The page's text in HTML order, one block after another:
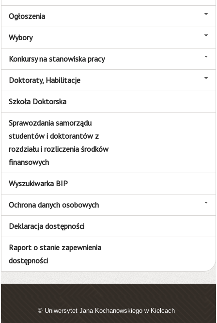
Ogłoszenia
Wybory
Konkursy na stanowiska pracy
Doktoraty, Habilitacje
Szkoła Doktorska
Sprawozdania samorządu
studentów i doktorantów z
rozdziału i rozliczenia środków
finansowych
Wyszukiwarka BIP
Ochrona danych osobowych
Deklaracja dostępności
Raport o stanie zapewnienia
dostępności
© Uniwersytet Jana Kochanowskiego w Kielcach